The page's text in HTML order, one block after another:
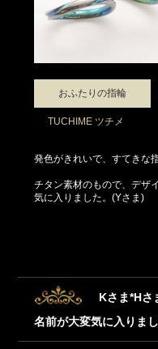
おふたりの指輪
TUCHIME ツチメ
発色がきれいで、すてきな
チタン素材のもので、デザ
気に入りました。(Yさま)
Kさま*Hさ
名前が大変気に入りまし